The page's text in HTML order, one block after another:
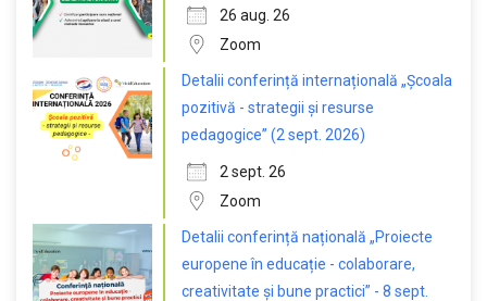
26 aug. 26
Zoom
Detalii conferință internațională „Școala
pozitivă - strategii și resurse
pedagogice” (2 sept. 2026)
2 sept. 26
Zoom
Detalii conferință națională „Proiecte
europene în educație - colaborare,
creativitate și bune practici” - 8 sept.